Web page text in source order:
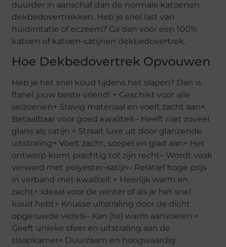
duurder in aanschaf dan de normale katoenen
dekbedovertrekken. Heb je snel last van
huidirritatie of eczeem? Ga dan voor een 100%
katoen of katoen-satijnen dekbedovertrek.
Hoe Dekbedovertrek Opvouwen
Heb je het snel koud tijdens het slapen? Dan is
flanel jouw beste vriend! + Geschikt voor alle
seizoenen+ Stevig materiaal en voelt zacht aan+
Betaalbaar voor goed kwaliteit– Heeft niet zoveel
glans als satijn + Straalt luxe uit door glanzende
uitstraling+ Voelt zacht, soepel en glad aan+ Het
ontwerp komt prachtig tot zijn recht– Wordt vaak
verward met polyester-satijn– Relatief hoge prijs
in verband met kwaliteit + Heerlijk warm en
zacht+ Ideaal voor de winter of als je het snel
koud hebt+ Knusse uitstraling door de dicht
opgeruwde vezels– Kan (te) warm aanvoelen +
Geeft unieke sfeer en uitstraling aan de
slaapkamer+ Duurzaam en hoogwaardig